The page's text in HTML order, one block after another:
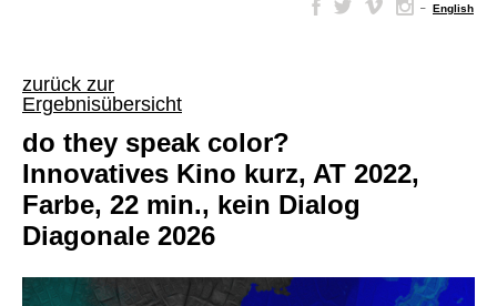
– English
zurück zur
Ergebnisübersicht
do they speak color?
Innovatives Kino kurz, AT 2022,
Farbe, 22 min., kein Dialog
Diagonale 2026